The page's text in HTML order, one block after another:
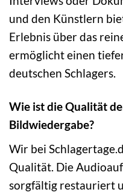
und den Künstlern
Erlebnis über das
ermöglicht einen
deutschen Schlagers.
Wie ist die Qualität
Bildwiedergabe?
Wir bei
Qualität. Die
sorgfältig restauriert